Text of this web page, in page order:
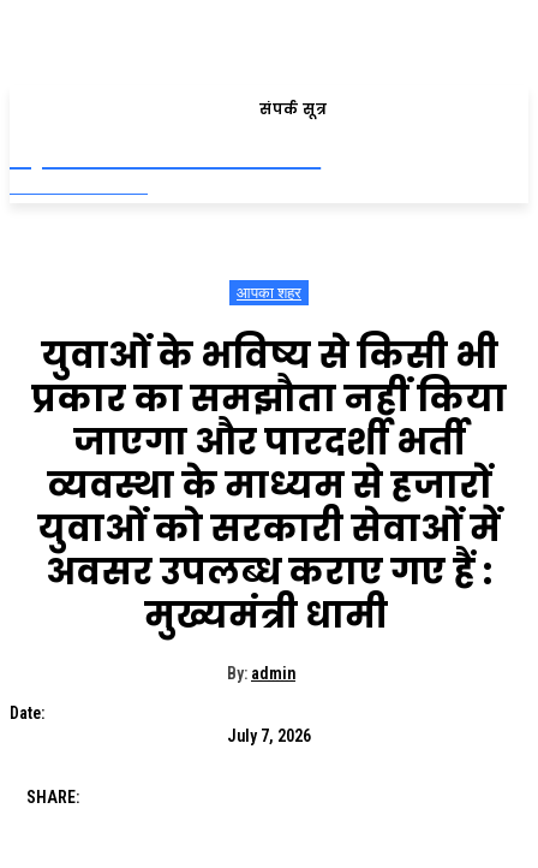
संपर्क सूत्र
आपका शहर
युवाओं के भविष्य से किसी भी
प्रकार का समझौता नहीं किया
जाएगा और पारदर्शी भर्ती
व्यवस्था के माध्यम से हजारों
युवाओं को सरकारी सेवाओं में
अवसर उपलब्ध कराए गए हैं :
मुख्यमंत्री धामी
By: admin
Date:
July 7, 2026
SHARE: